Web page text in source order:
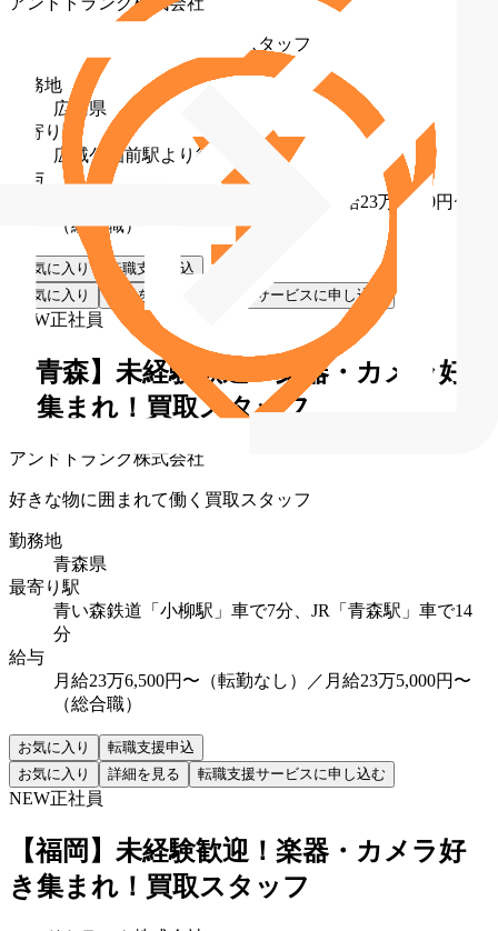
好きな物に囲まれて働く買取スタッフ
勤務地
広島県
最寄り駅
広域公園前駅より徒歩2分
給与
月給23万6,500円〜（転勤なし）／月給23万5,000円〜
（総合職）
お気に入り
転職支援申込
お気に入り
詳細を見る 転職支援サービスに申し込む
NEW正社員
【青森】未経験歓迎！楽器・カメラ好
き集まれ！買取スタッフ
アンドトランク株式会社
好きな物に囲まれて働く買取スタッフ
勤務地
青森県
最寄り駅
青い森鉄道「小柳駅」車で7分、JR「青森駅」車で14
分
給与
月給23万6,500円〜（転勤なし）／月給23万5,000円〜
（総合職）
お気に入り
転職支援申込
お気に入り
詳細を見る 転職支援サービスに申し込む
NEW正社員
【福岡】未経験歓迎！楽器・カメラ好
き集まれ！買取スタッフ